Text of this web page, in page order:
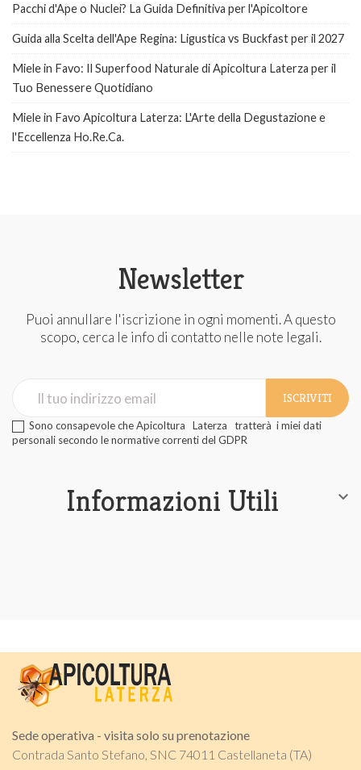
Pacchi d'Ape o Nuclei? La Guida Definitiva per l'Apicoltore
Guida alla Scelta dell'Ape Regina: Ligustica vs Buckfast per il 2027
Miele in Favo: Il Superfood Naturale di Apicoltura Laterza per il
Tuo Benessere Quotidiano
Miele in Favo Apicoltura Laterza: L'Arte della Degustazione e
l'Eccellenza Ho.Re.Ca.
Newsletter
Puoi annullare l'iscrizione in ogni momenti. A questo
scopo, cerca le info di contatto nelle note legali.
ISCRIVITI
Sono consapevole che Apicoltura Laterza tratterà i miei dati
personali secondo le normative correnti del GDPR
Informazioni Utili 
Sede operativa - visita solo su prenotazione
Contrada Santo Stefano, SNC 74011 Castellaneta (TA)